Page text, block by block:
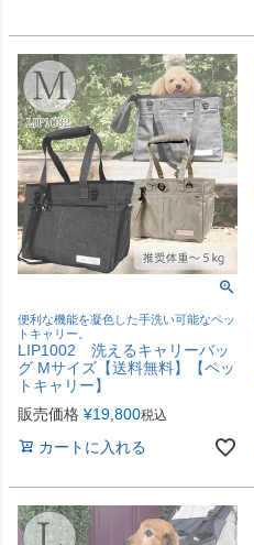
便利な機能を凝色した手洗い可能なペッ
トキャリー。
LIP1002 洗えるキャリーバッ
グ Mサイズ【送料無料】【ペッ
トキャリー】
販売価格 ¥19,800税込
カートに入れる